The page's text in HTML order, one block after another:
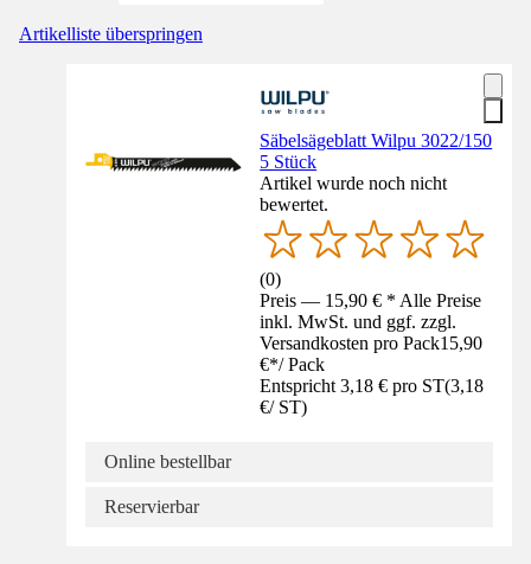
Artikelliste überspringen
Säbelsägeblatt Wilpu 3022/150
5 Stück
Artikel wurde noch nicht
bewertet.
(0)
Preis — 15,90 € * Alle Preise
inkl. MwSt. und ggf. zzgl.
Versandkosten pro Pack15,90
€*/ Pack
Entspricht 3,18 € pro ST(3,18
€/ ST)
Online bestellbar
Reservierbar